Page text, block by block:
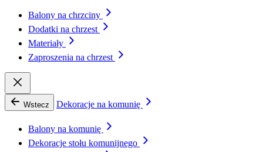
Balony na chrzciny
Dodatki na chrzest
Materiały
Zaproszenia na chrzest
Wstecz Dekoracje na komunię
Balony na komunię
Dekoracje stołu komunijnego